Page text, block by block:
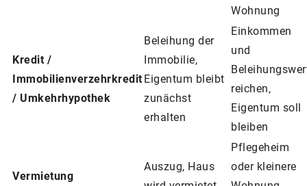
Wohnung
Kredit /
Immobilienverzehrkredit
/ Umkehrhypothek
Beleihung der
Immobilie,
Eigentum bleibt
zunächst
erhalten
Einkommen
und
reichen,
Eigentum soll
bleiben
Vermietung
Auszug, Haus
Pflegeheim
oder kleinere